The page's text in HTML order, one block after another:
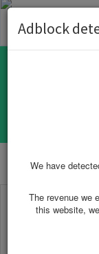
Adblock
We have
The revenue we
this website,